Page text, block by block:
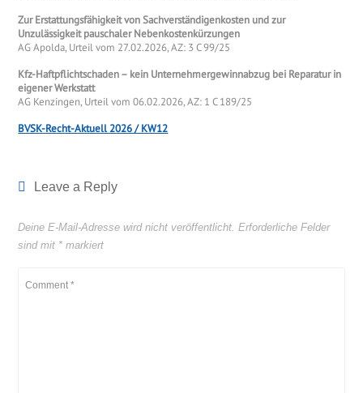
Zur Erstattungsfähigkeit von Sachverständigenkosten und zur
Unzulässigkeit pauschaler Nebenkostenkürzungen
AG Apolda, Urteil vom 27.02.2026, AZ: 3 C 99/25
Kfz-Haftpflichtschaden – kein Unternehmergewinnabzug bei Reparatur in
eigener Werkstatt
AG Kenzingen, Urteil vom 06.02.2026, AZ: 1 C 189/25
BVSK-Recht-Aktuell 2026 / KW12
Leave a Reply
Deine E-Mail-Adresse wird nicht veröffentlicht. Erforderliche Felder
sind mit * markiert